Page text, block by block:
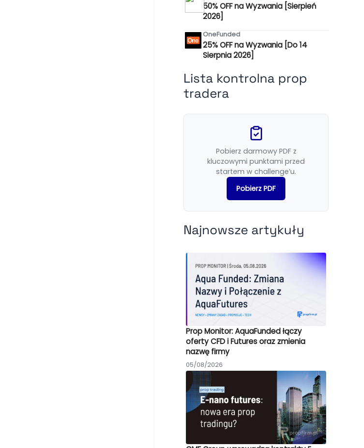
50% OFF na Wyzwania [Sierpień
2026]
OneFunded
25% OFF na Wyzwania [Do 14
Sierpnia 2026]
Lista kontrolna prop
tradera
Pobierz darmowy PDF z
kluczowymi punktami przed
startem w challenge’u.
Pobierz PDF
Najnowsze artykuły
Prop Monitor: AquaFunded łączy
oferty CFD i Futures oraz zmienia
nazwę firmy
05/08/2026